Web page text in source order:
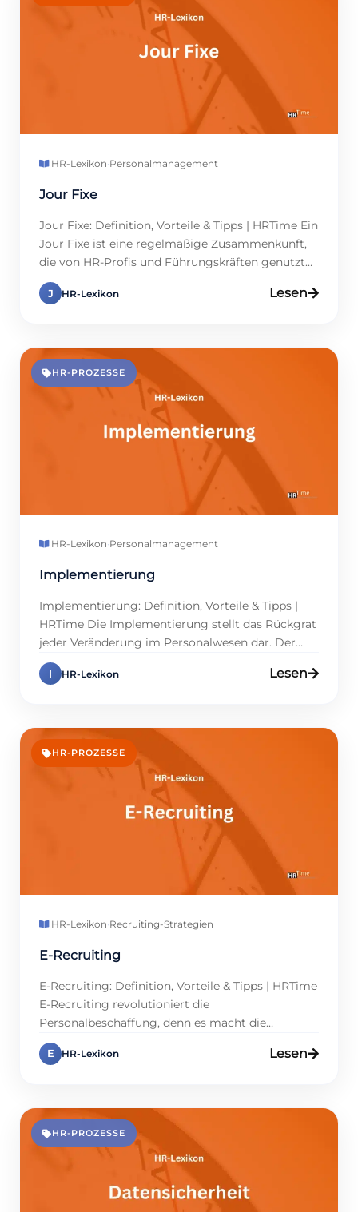
begründet? In einer […]
HR-Lexikon·Personalmanagement
Jour Fixe
Jour Fixe: Definition, Vorteile & Tipps | HRTime Ein
Jour Fixe ist eine regelmäßige Zusammenkunft,
die von HR-Profis und Führungskräften genutzt
wird, um Prozesse und Projekte abzustimmen.
Die Einführung einer solchen Methode führt zu
Welche Relevanz hat dies für die
Personalabteilung? Transparente […]
J HR-Lexikon Lesen
HR-PROZESSE
HR-Lexikon·Personalmanagement
Implementierung
Implementierung: Definition, Vorteile & Tipps |
HRTime Die Implementierung stellt das Rückgrat
jeder Veränderung im Personalwesen dar. Der
Erfolg von HR-Projekten hängt maßgeblich von
einer gelungenen Umsetzung neuer Software,
die Implementierung die Schaffung von
Strukturen und die Einbindung von Teams, um
Veränderungen erfolgreich umzusetzen. Die
I HR-Lexikon Lesen
HR-PROZESSE
HR-Lexikon·Recruiting-Strategien
E-Recruiting
E-Recruiting: Definition, Vorteile & Tipps | HRTime
E-Recruiting revolutioniert die
Personalbeschaffung, denn es macht die
Talentsuche effizienter und schneller. Digitale
Tools wie Bewerbermanagement-Systeme oder
von weniger Aufwand und besseren Ergebnissen,
während Bewerber transparente Prozesse
schätzen. Für Personalmanager bedeutet das:
mehr Zeit für strategische Aufgaben. Dieser
E HR-Lexikon Lesen
HR-PROZESSE